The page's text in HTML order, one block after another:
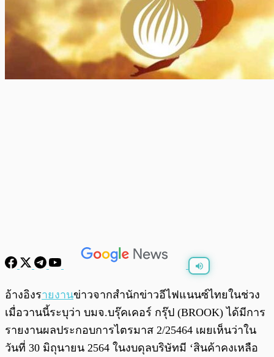
0:00 /0:00
อ้างอิงรายงานข่าวจากสำนักข่าวอีไฟแนนซ์ไทยในช่วง
เมื่อวานนี้ระบุว่า บมจ.บรุ๊คเคอร์ กรุ๊ป (BROOK) ได้มีการ
รายงานผลประกอบการไตรมาส 2/25464 เผยเห็นว่าใน
วันที่ 30 มิถุนายน 2564 ในงบดุลบริษัทมี ‘สินค้าคงเหลือ